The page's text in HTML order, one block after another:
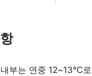
부는 연중 12~13℃로